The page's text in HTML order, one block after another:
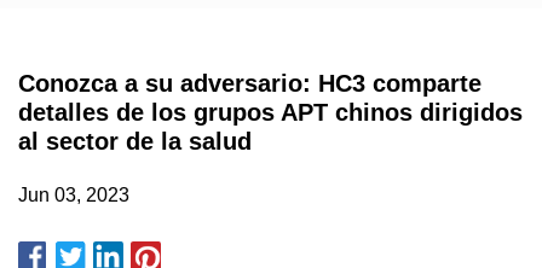
Conozca a su adversario: HC3 comparte
detalles de los grupos APT chinos dirigidos
al sector de la salud
Jun 03, 2023